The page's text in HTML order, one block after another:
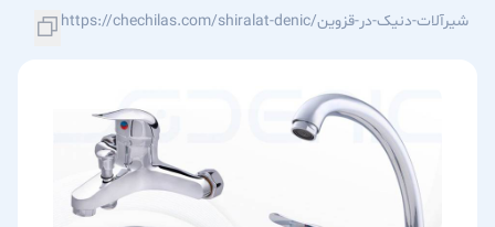
https://chechilas.com/shiralat-denic/شیرآلات-دنیک-در-قزوین